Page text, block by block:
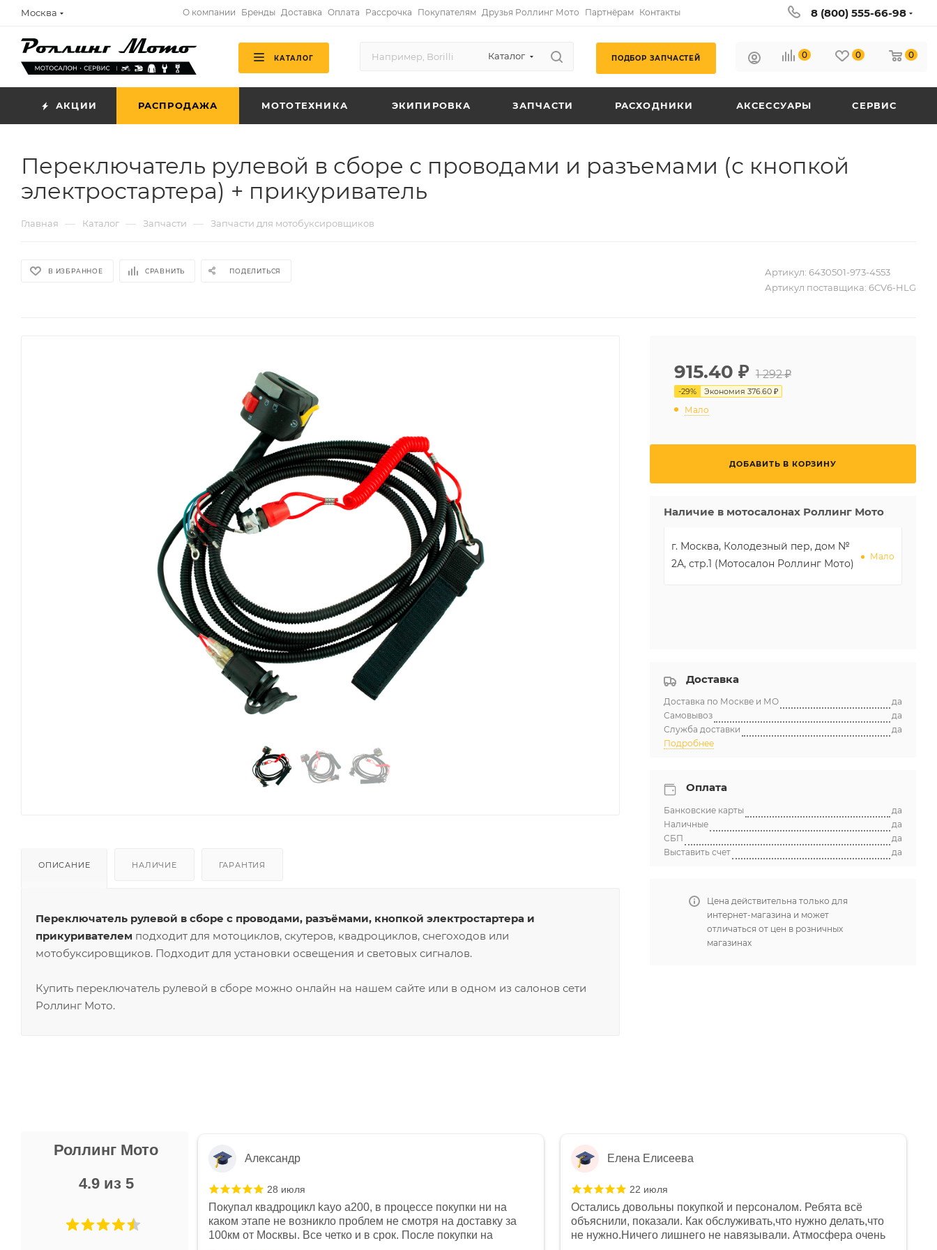
Москва О компании Бренды Доставка Оплата Рассрочка Покупателям Друзья Роллинг Мото Партнёрам Контакты 8 (800) 555-66-98
КАТАЛОГ Каталог ПОДБОР ЗАПЧАСТЕЙ 0 0 0
АКЦИИ РАСПРОДАЖА МОТОТЕХНИКА ЭКИПИРОВКА ЗАПЧАСТИ РАСХОДНИКИ АКСЕССУАРЫ СЕРВИС
Переключатель рулевой в сборе с проводами и разъемами (с кнопкой
электростартера) + прикуриватель
Главная — Каталог — Запчасти — Запчасти для мотобуксировщиков
В ИЗБРАННОЕ СРАВНИТЬ ПОДЕЛИТЬСЯ Артикул: 6430501-973-4553
Артикул поставщика: 6CV6-HLG
ОПИСАНИЕ НАЛИЧИЕ ГАРАНТИЯ
Переключатель рулевой в сборе с проводами, разъёмами, кнопкой электростартера и
прикуривателем подходит для мотоциклов, скутеров, квадроциклов, снегоходов или
мотобуксировщиков. Подходит для установки освещения и световых сигналов.
Купить переключатель рулевой в сборе можно онлайн на нашем сайте или в одном из салонов сети
Роллинг Мото.
915.40 ₽ 1 292 ₽
-29% Экономия 376.60 ₽
Мало
ДОБАВИТЬ В КОРЗИНУ
Наличие в мотосалонах Роллинг Мото
г. Москва, Колодезный пер, дом №
2А, стр.1 (Мотосалон Роллинг Мото)
Мало
Доставка
Доставка по Москве и МО
да
Самовывоз
да
Служба доставки
да
Подробнее
Оплата
Банковские карты
да
Наличные
да
СБП
да
Выставить счет
да
Цена действительна только для
интернет-магазина и может
отличаться от цен в розничных
магазинах
Роллинг Мото
4.9 из 5
Не понравились условия
и дают только на год)
Александр
28 июля
Покупал квадроцикл kayo a200, в процессе покупки ни на
каком этапе не возникло проблем не смотря на доставку за
100км от Москвы. Все четко и в срок. После покупки на
Елена Елисеева
22 июля
Остались довольны покупкой и персоналом. Ребята всё
объяснили, показали. Как обслуживать,что нужно делать,что
не нужно.Ничего лишнего не навязывали. Атмосфера очень